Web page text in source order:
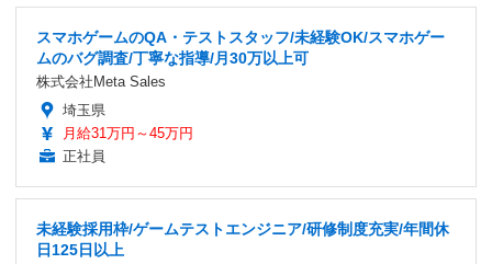
スマホゲームのQA・テストスタッフ/未経験OK/スマホゲー
ムのバグ調査/丁寧な指導/月30万以上可
株式会社Meta Sales
埼玉県
月給31万円～45万円
正社員
未経験採用枠/ゲームテストエンジニア/研修制度充実/年間休
日125日以上